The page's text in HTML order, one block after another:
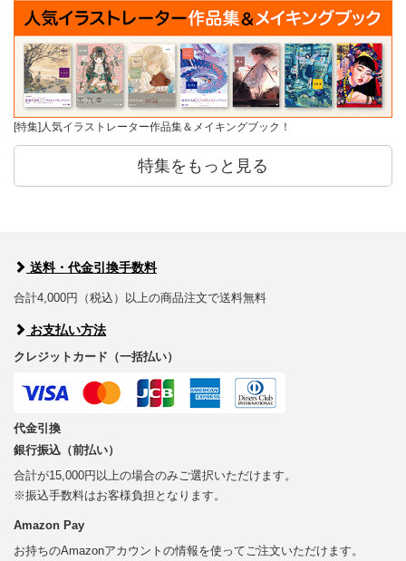
[特集]人気イラストレーター作品集＆メイキングブック！
特集をもっと見る
送料・代金引換手数料
合計4,000円（税込）以上の商品注文で送料無料
お支払い方法
クレジットカード（一括払い）
代金引換
銀行振込（前払い）
合計が15,000円以上の場合のみご選択いただけます。
※振込手数料はお客様負担となります。
Amazon Pay
お持ちのAmazonアカウントの情報を使ってご注文いただけます。